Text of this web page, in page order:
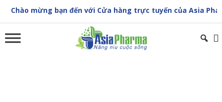
content
mừng bạn đến với Cửa hàng trực tuyến của Asia Pharma